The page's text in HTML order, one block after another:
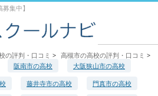
集中】
の評判・口コミ > 高槻市の高校の評判・口コミ >
阪南市の高校
大阪狭山市の高校
藤井寺市の高校
門真市の高校